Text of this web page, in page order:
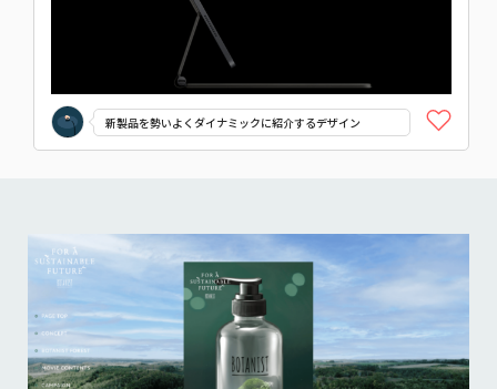
新製品を勢いよくダイナミックに紹介するデザイン